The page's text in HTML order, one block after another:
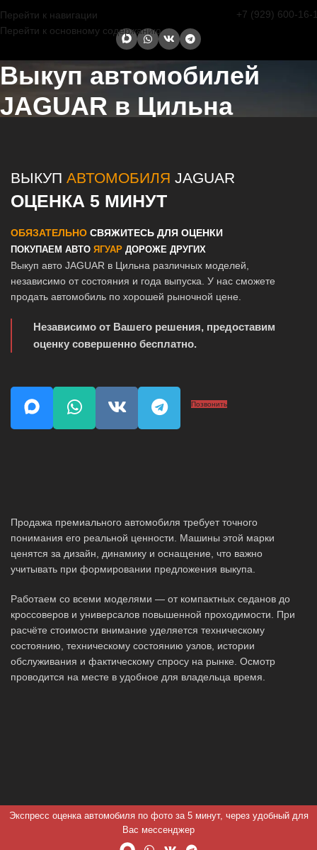
Перейти к навигации
Перейти к основному содержанию
+7 (929) 600-16-
Выкуп автомобилей
JAGUAR в Цильна
ВЫКУП АВТОМОБИЛЯ JAGUAR
ОЦЕНКА 5 МИНУТ
ОБЯЗАТЕЛЬНО СВЯЖИТЕСЬ ДЛЯ ОЦЕНКИ
ПОКУПАЕМ АВТО ЯГУАР ДОРОЖЕ ДРУГИХ
Выкуп авто JAGUAR в Цильна различных моделей,
независимо от состояния и года выпуска. У нас сможете
продать автомобиль по хорошей рыночной цене.
Независимо от Вашего решения, предоставим
оценку совершенно бесплатно.
Позвонить
Продажа премиального автомобиля требует точного
понимания его реальной ценности. Машины этой марки
ценятся за дизайн, динамику и оснащение, что важно
учитывать при формировании предложения выкупа.
Работаем со всеми моделями — от компактных седанов до
кроссоверов и универсалов повышенной проходимости. При
расчёте стоимости внимание уделяется техническому
состоянию, техническому состоянию узлов, истории
обслуживания и фактическому спросу на рынке. Осмотр
проводится на месте в удобное для владельца время.
Экспресс оценка автомобиля по фото за 5 минут, через удобный для
Вас мессенджер